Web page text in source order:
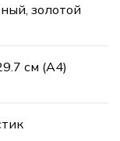
золотой
см (А4)